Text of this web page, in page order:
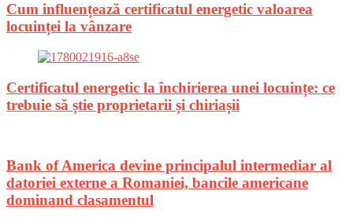
Cum influențează certificatul energetic valoarea
locuinței la vânzare
Certificatul energetic la închirierea unei locuințe: ce
trebuie să știe proprietarii și chiriașii
Bank of America devine principalul intermediar al
datoriei externe a Romaniei, bancile americane
dominand clasamentul